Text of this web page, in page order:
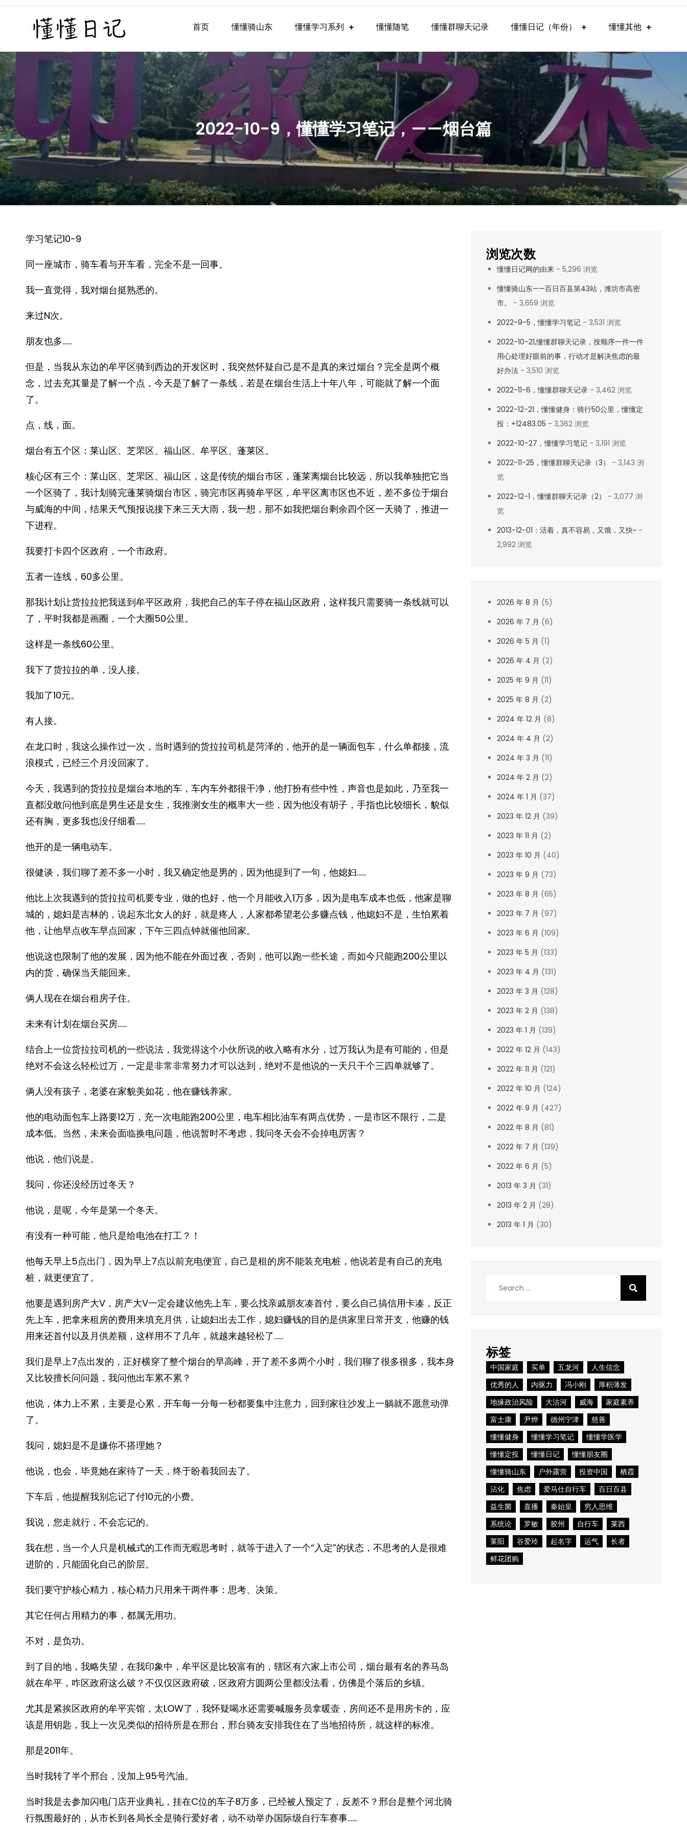
Skip
懂懂日记
懂懂日记网每天同步更新懂懂学习群内容
首页 懂懂骑山东 懂懂学习系列 懂懂随笔 懂懂群聊天记录 懂懂日记（年份） 懂懂其他
2022-10-9，懂懂学习笔记，——烟台篇
学习笔记10-9
同一座城市，骑车看与开车看，完全不是一回事。
我一直觉得，我对烟台挺熟悉的。
来过N次。
朋友也多……
但是，当我从东边的牟平区骑到西边的开发区时，我突然怀疑自己是不是真的来过烟台？完全是两个概
念，过去充其量是了解一个点，今天是了解了一条线，若是在烟台生活上十年八年，可能就了解一个面
了。
点，线，面。
烟台有五个区：莱山区、芝罘区、福山区、牟平区、蓬莱区。
核心区有三个：莱山区、芝罘区、福山区，这是传统的烟台市区，蓬莱离烟台比较远，所以我单独把它当
一个区骑了，我计划骑完蓬莱骑烟台市区，骑完市区再骑牟平区，牟平区离市区也不近，差不多位于烟台
与威海的中间，结果天气预报说接下来三天大雨，我一想，那不如我把烟台剩余四个区一天骑了，推进一
下进程。
我要打卡四个区政府，一个市政府。
五者一连线，60多公里。
那我计划让货拉拉把我送到牟平区政府，我把自己的车子停在福山区政府，这样我只需要骑一条线就可以
了，平时我都是画圈，一个大圈50公里。
这样是一条线60公里。
我下了货拉拉的单，没人接。
我加了10元。
有人接。
在龙口时，我这么操作过一次，当时遇到的货拉拉司机是菏泽的，他开的是一辆面包车，什么单都接，流
浪模式，已经三个月没回家了。
今天，我遇到的货拉拉是烟台本地的车，车内车外都很干净，他打扮有些中性，声音也是如此，乃至我一
直都没敢问他到底是男生还是女生，我推测女生的概率大一些，因为他没有胡子，手指也比较细长，貌似
还有胸，更多我也没仔细看……
他开的是一辆电动车。
很健谈，我们聊了差不多一小时，我又确定他是男的，因为他提到了一句，他媳妇……
他比上次我遇到的货拉拉司机要专业，做的也好，他一个月能收入1万多，因为是电车成本也低，他家是聊
城的，媳妇是吉林的，说起东北女人的好，就是疼人，人家都希望老公多赚点钱，他媳妇不是，生怕累着
他，让他早点收车早点回家，下午三四点钟就催他回家。
他说这也限制了他的发展，因为他不能在外面过夜，否则，他可以跑一些长途，而如今只能跑200公里以
内的货，确保当天能回来。
俩人现在在烟台租房子住。
未来有计划在烟台买房……
结合上一位货拉拉司机的一些说法，我觉得这个小伙所说的收入略有水分，过万我认为是有可能的，但是
绝对不会这么轻松过万，一定是非常非常努力才可以达到，绝对不是他说的一天只干个三四单就够了。
俩人没有孩子，老婆在家貌美如花，他在赚钱养家。
他的电动面包车上路要12万，充一次电能跑200公里，电车相比油车有两点优势，一是市区不限行，二是
成本低。当然，未来会面临换电问题，他说暂时不考虑，我问冬天会不会掉电厉害？
他说，他们说是。
我问，你还没经历过冬天？
他说，是呢，今年是第一个冬天。
有没有一种可能，他只是给电池在打工？！
他每天早上5点出门，因为早上7点以前充电便宜，自己是租的房不能装充电桩，他说若是有自己的充电
桩，就更便宜了。
他要是遇到房产大V，房产大V一定会建议他先上车，要么找亲戚朋友凑首付，要么自己搞信用卡凑，反正
先上车，把拿来租房的费用来填充月供，让媳妇出去工作，媳妇赚钱的目的是供家里日常开支，他赚的钱
用来还首付以及月供差额，这样用不了几年，就越来越轻松了……
我们是早上7点出发的，正好横穿了整个烟台的早高峰，开了差不多两个小时，我们聊了很多很多，我本身
又比较擅长问问题，我问他出车累不累？
他说，体力上不累，主要是心累，开车每一分每一秒都要集中注意力，回到家往沙发上一躺就不愿意动弹
了。
我问，媳妇是不是嫌你不搭理她？
他说，也会，毕竟她在家待了一天，终于盼着我回去了。
下车后，他提醒我别忘记了付10元的小费。
我说，您走就行，不会忘记的。
我在想，当一个人只是机械式的工作而无暇思考时，就等于进入了一个“入定”的状态，不思考的人是很难
进阶的，只能固化自己的阶层。
我们要守护核心精力，核心精力只用来干两件事：思考、决策。
其它任何占用精力的事，都属无用功。
不对，是负功。
到了目的地，我略失望，在我印象中，牟平区是比较富有的，辖区有六家上市公司，烟台最有名的养马岛
就在牟平，咋区政府这么破？不仅仅区政府破，区政府方圆两公里都没法看，仿佛是个落后的乡镇。
尤其是紧挨区政府的牟平宾馆，太LOW了，我怀疑喝水还需要喊服务员拿暖壶，房间还不是用房卡的，应
该是用钥匙，我上一次见类似的招待所是在邢台，邢台骑友安排我住在了当地招待所，就这样的标准。
那是2011年。
当时我转了半个邢台，没加上95号汽油。
当时我是去参加闪电门店开业典礼，挂在C位的车子8万多，已经被人预定了，反差不？邢台是整个河北骑
行氛围最好的，从市长到各局长全是骑行爱好者，动不动举办国际级自行车赛事……
浏览次数
懂懂日记网的由来- 5,296 浏览
懂懂骑山东——百日百县第43站，潍坊市高密
市。
- 3,659 浏览
2022-9-5，懂懂学习笔记- 3,531 浏览
2022-10-21,懂懂群聊天记录，按顺序一件一件
用心处理好眼前的事，行动才是解决焦虑的最
好办法- 3,510 浏览
2022-11-6，懂懂群聊天记录- 3,462 浏览
2022-12-21，懂懂健身：骑行50公里，懂懂定
投：+12483.05 - 3,362 浏览
2022-10-27，懂懂学习笔记- 3,191 浏览
2022-11-25，懂懂群聊天记录（3）
- 3,143 浏
览
2022-12-1，懂懂群聊天记录（2）
- 3,077 浏
览
2013-12-01：活着，真不容易，又饿，又快~-
2,992 浏览
2026 年 8 月 (5)
2026 年 7 月 (6)
2026 年 5 月 (1)
2026 年 4 月 (2)
2025 年 9 月 (11)
2025 年 8 月 (2)
2024 年 12 月 (8)
2024 年 4 月 (2)
2024 年 3 月 (11)
2024 年 2 月 (2)
2024 年 1 月 (37)
2023 年 12 月 (39)
2023 年 11 月 (2)
2023 年 10 月 (40)
2023 年 9 月 (73)
2023 年 8 月 (65)
2023 年 7 月 (97)
2023 年 6 月 (109)
2023 年 5 月 (133)
2023 年 4 月 (131)
2023 年 3 月 (128)
2023 年 2 月 (138)
2023 年 1 月 (139)
2022 年 12 月 (143)
2022 年 11 月 (121)
2022 年 10 月 (124)
2022 年 9 月 (427)
2022 年 8 月 (81)
2022 年 7 月 (139)
2022 年 6 月 (5)
2013 年 3 月 (31)
2013 年 2 月 (28)
2013 年 1 月 (30)
标签
中国家庭 买单 五龙河
人生信念
优秀的人
内驱力 冯小刚
厚积薄发
地缘政治风险
大沽河 威海
家庭素养
富士康
尹烨 德州宁津
慈善
懂懂健身
懂懂学习笔记
懂懂学医学
懂懂定投
懂懂日记
懂懂朋友圈
懂懂骑山东
户外露营 投资中国
栖霞
沾化
焦虑 爱马仕自行车
百日百县
益生菌
直播 秦始皇
穷人思维
系统论
罗敏 胶州 自行车
莱西
莱阳
谷爱玲 起名字 运气
长者
鲜花团购